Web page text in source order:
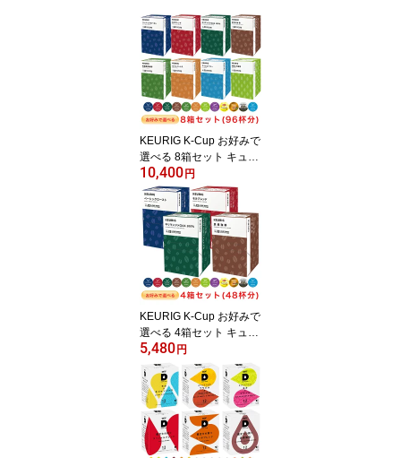
KEURIG K-Cup お好みで
選べる 8箱セット キュー
リグ Kカップ コーヒーメ
ーカー 専用カプセル【レ
ギュラーコーヒー＆ティ
ー】(12個入×8箱)
10,400 円
KEURIG K-Cup お好みで
選べる 4箱セット キュー
リグ Kカップ コーヒーメ
ーカー 専用カプセル【レ
ギュラーコーヒー＆ティ
ー】(12個入×4箱)
5,480 円